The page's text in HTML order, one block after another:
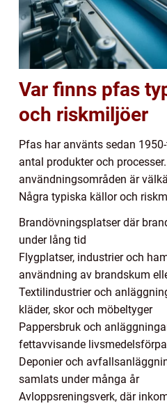
Var finns pfas
och riskmiljöer
Pfas har använts sedan
antal produkter och
användningsområden är
Några typiska källor och
Brandövningsplatser där
under lång tid
Flygplatser, industrier och
användning av brandskum
Textilindustrier och
kläder, skor och möbeltyger
Pappersbruk och
fettavvisande
Deponier och
samlats under många år
Avloppsreningsverk, där